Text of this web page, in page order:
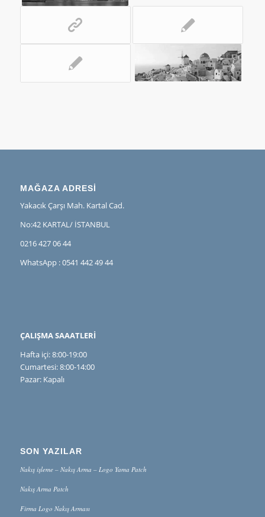
MAĞAZA ADRESİ
Yakacık Çarşı Mah. Kartal Cad.
No:42 KARTAL/ İSTANBUL
0216 427 06 44
WhatsApp : 0541 442 49 44
ÇALIŞMA SAAATLERİ
Hafta içi: 8:00-19:00
Cumartesi: 8:00-14:00
Pazar: Kapalı
SON YAZILAR
Nakış işleme – Nakış Arma – Logo Yama Patch
Nakış Arma Patch
Firma Logo Nakış Arması